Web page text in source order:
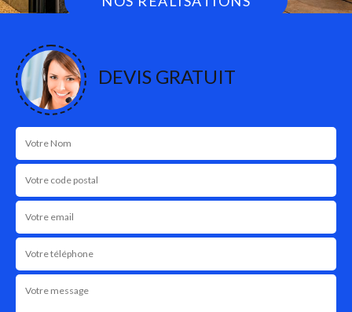
DEVIS GRATUIT